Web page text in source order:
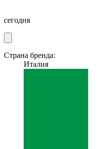
сегодня
Страна бренда:
Италия